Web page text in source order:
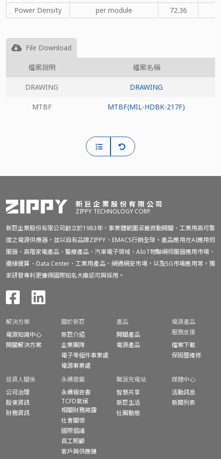
Power Density per module 72.36
File Download
檔案說明 檔案名稱
DRAWING DRAWING
MTBF MTBF(MIL-HDBK-217F)
新巨企業股份有限公司
ZIPPY TECHNOLOGY CORP.
新巨企業股份有限公司創立於1983年，事業體範圍涵蓋微動開關、工業用高可靠
度之電源供應器，並以自有品牌ZIPPY、EMACS行銷全球。產品應用在AI應用伺
服器、高階家電產品、醫療產品、汽車電子領域、AIoT物聯網伺服器應用市場、
邊緣運算、Data Center、工業用產品、網通網安市場，以及5G市場應用等，獨
家研發專利更獲得國際知名大廠認可與採用。
解決方案
電源知識中心
開關解決方案
關於新巨
新巨介紹
企業團隊
電子零組件事業處
電源事業處
產品
開關產品
電源產品
電源產品
服務支援
檔案下載
保固暨維修
投資人關係
公司治理
股東資訊
財務資訊
永續發展
永續報告書
TCFD氣候
相關財務揭露
社會關懷
國際倡議
員工照顧
客戶與供應鏈
職涯充電站
智慧共享
新巨生活
社團動態
媒體中心
活動訊息
新聞列表